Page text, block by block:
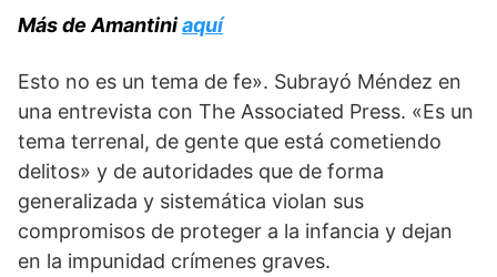
Más de Amantiniaquí
Esto no es un tema de fe». Subrayó Méndez en
una entrevista con The Associated Press. «Es un
tema terrenal, de gente que está cometiendo
delitos» y de autoridades que de forma
generalizada y sistemática violan sus
compromisos de proteger a la infancia y dejan
en la impunidad crímenes graves.